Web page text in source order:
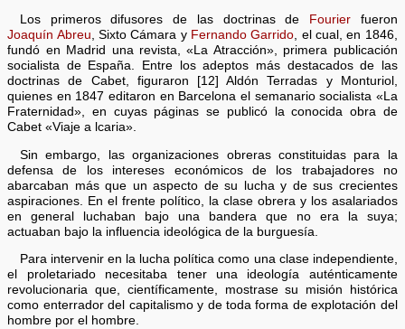
Los primeros difusores de las doctrinas de Fourier fueron
Joaquín Abreu, Sixto Cámara y Fernando Garrido, el cual, en 1846,
fundó en Madrid una revista, «La Atracción», primera publicación
socialista de España. Entre los adeptos más destacados de las
doctrinas de Cabet, figuraron [12] Aldón Terradas y Monturiol,
quienes en 1847 editaron en Barcelona el semanario socialista «La
Fraternidad», en cuyas páginas se publicó la conocida obra de
Cabet «Viaje a lcaria».
Sin embargo, las organizaciones obreras constituidas para la
defensa de los intereses económicos de los trabajadores no
abarcaban más que un aspecto de su lucha y de sus crecientes
aspiraciones. En el frente político, la clase obrera y los asalariados
en general luchaban bajo una bandera que no era la suya;
actuaban bajo la influencia ideológica de la burguesía.
Para intervenir en la lucha política como una clase independiente,
el proletariado necesitaba tener una ideología auténticamente
revolucionaria que, científicamente, mostrase su misión histórica
como enterrador del capitalismo y de toda forma de explotación del
hombre por el hombre.